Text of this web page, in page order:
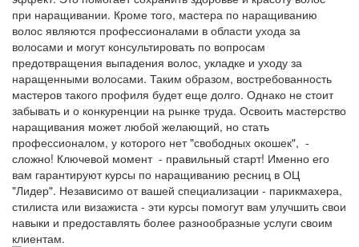
при наращивании. Кроме того, мастера по наращиванию
волос являются профессионалами в области ухода за
волосами и могут консультировать по вопросам
предотвращения выпадения волос, укладке и уходу за
наращенными волосами. Таким образом, востребованность
мастеров такого профиля будет еще долго. Однако не стоит
забывать и о конкуренции на рынке труда. Освоить мастерство
наращивания может любой желающий, но стать
профессионалом, у которого нет "свободных окошек", -
сложно! Ключевой момент - правильный старт! Именно его
вам гарантируют курсы по наращиванию ресниц в ОЦ
"Лидер". Независимо от вашей специализации - парикмахера,
стилиста или визажиста - эти курсы помогут вам улучшить свои
навыки и предоставлять более разнообразные услуги своим
клиентам.